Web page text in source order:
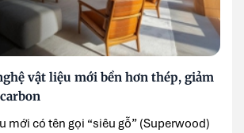
vật liệu mới bền hơn thép, giảm
mới có tên gọi “siêu gỗ” (Superwood)